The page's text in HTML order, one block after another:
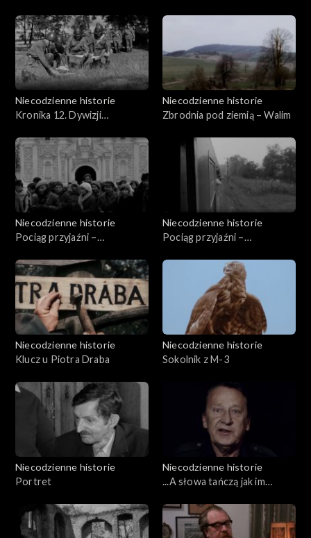
Niecodzienne historie
Kronika 12. Dywizji
Niecodzienne historie
Zbrodnia pod ziemią – Walim
Niecodzienne historie
Pociąg przyjaźni –
Niecodzienne historie
Pociąg przyjaźni –
Niecodzienne historie
Klucz u Piotra Draba
Niecodzienne historie
Sokolnik z M-3
Niecodzienne historie
Portret
Niecodzienne historie
...A słowa tańczą jak im